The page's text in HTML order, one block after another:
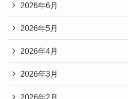
2026年6月
2026年5月
2026年4月
2026年3月
2026年2月